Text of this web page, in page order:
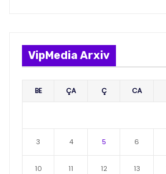
VipMedia Arxiv
BE ÇA Ç CA
3 4 5 6
10 11 12 13